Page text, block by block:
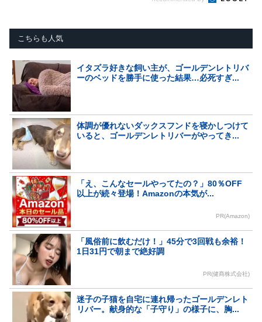
こちらも人気
イタズラ好きな飼い主が、ゴールデンレトリバ
ーのベッドを勝手に使った結果…必死すぎ...
体調が優れないダックスフンドを寝かしつけて
いると、ゴールデンレトリバーがやってき...
「え、こんなセールやってたの？」80％OFF
以上が続々登場！Amazonの本気が...
PR(Amazon)
「風俗前に飲むだけ！」45分で3回戦も余裕！
1日31円で朝まで絶好調
PR(健商株式会社)
迷子の子猫を自宅に連れ帰ったゴールデンレト
リバー。献身的な「子守り」の様子に、胸...